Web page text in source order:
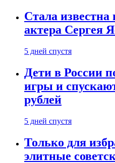
Стала
актера Сергея
5 дней спустя
Дети в России
игры и
рублей
5 дней спустя
Только для
элитные